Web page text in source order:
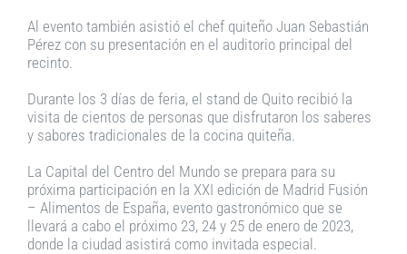
Al evento también asistió el chef quiteño Juan Sebastián
Pérez con su presentación en el auditorio principal del
recinto.
Durante los 3 días de feria, el stand de Quito recibió la
visita de cientos de personas que disfrutaron los saberes
y sabores tradicionales de la cocina quiteña.
La Capital del Centro del Mundo se prepara para su
próxima participación en la XXI edición de Madrid Fusión
– Alimentos de España, evento gastronómico que se
llevará a cabo el próximo 23, 24 y 25 de enero de 2023,
donde la ciudad asistirá como invitada especial.